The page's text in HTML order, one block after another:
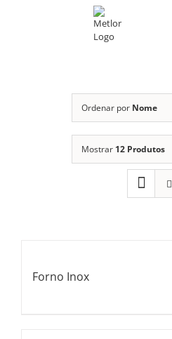
Ordenar por Nome
Mostrar 12 Produtos
Forno Inox